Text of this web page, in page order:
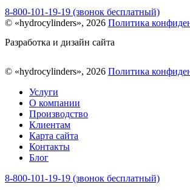
8-800-101-19-19 (звонок бесплатный)
© «hydrocylinders», 2026 Политика
Разработка и дизайн сайта
© «hydrocylinders», 2026 Политика
Услуги
О компании
Производство
Клиентам
Карта сайта
Контакты
Блог
8-800-101-19-19 (звонок бесплатный)